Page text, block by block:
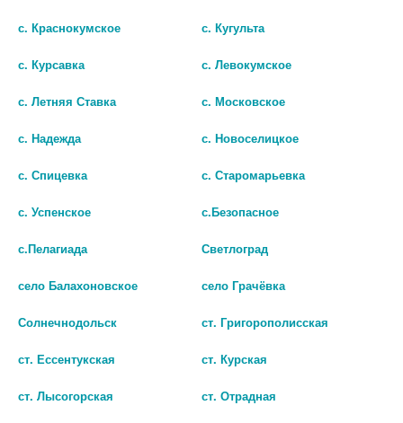
ФОРТЕ 0,510МГ/ДОЗА СПРЕЙ
15МЛ
ПРИМ. ДОЗИР. 0,255МГ/
с. Краснокумское с. Кугульта
с. Курсавка с. Левокумское
с. Летняя Ставка с. Московское
с. Надежда с. Новоселицкое
с. Спицевка с. Старомарьевка
с. Успенское с.Безопасное
с.Пелагиада Светлоград
село Балахоновское село Грачёвка
Солнечнодольск ст. Григорополисская
ст. Ессентукская ст. Курская
ст. Лысогорская ст. Отрадная